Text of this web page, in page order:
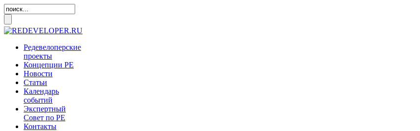
Редевелоперские
проекты
Концепции РЕ
Новости
Статьи
Календарь
событий
Экспертный
Совет по РЕ
Контакты